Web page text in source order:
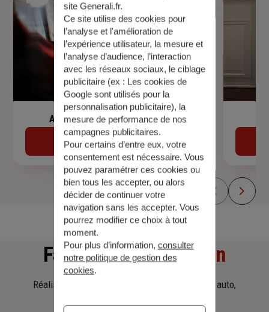
Assurance de prêt immobilier
Découvrir
Faitesune simulation
Réalisez une simulation tarifaire d'assurance, auto,
site Generali.fr.
Ce site utilise des cookies pour
l’analyse et l'amélioration de
l’expérience utilisateur, la mesure et
l’analyse d’audience, l’interaction
avec les réseaux sociaux, le ciblage
publicitaire (ex : Les cookies de
Google sont utilisés pour la
personnalisation publicitaire), la
mesure de performance de nos
campagnes publicitaires.
Pour certains d’entre eux, votre
consentement est nécessaire. Vous
pouvez paramétrer ces cookies ou
bien tous les accepter, ou alors
décider de continuer votre
navigation sans les accepter. Vous
pourrez modifier ce choix à tout
moment.
Pour plus d’information, consulter
notre politique de gestion des
cookies.